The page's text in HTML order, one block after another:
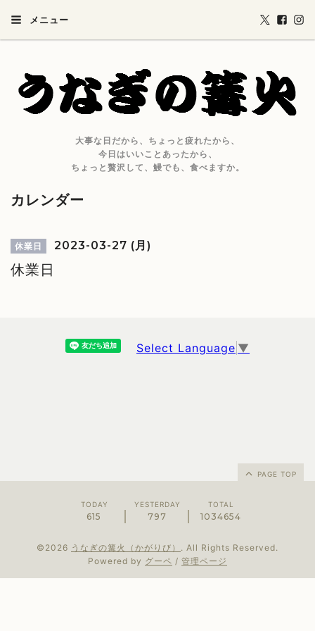
メニュー
大事な日だから、ちょっと疲れたから、
今日はいいことあったから、
ちょっと贅沢して、鰻でも、食べますか。
カレンダー
休業日 2023-03-27 (月)
休業日
Select Language ▼
PAGE TOP
TODAY
615
YESTERDAY
797
TOTAL
1034654
©2026 うなぎの篝火（かがりび） . All Rights Reserved.
Powered by グーペ / 管理ページ